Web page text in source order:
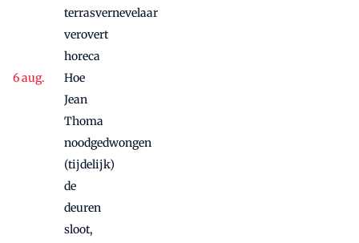
terrasvernevelaar
verovert
horeca
Hoe
Jean
Thoma
noodgedwongen
(tijdelijk)
de
deuren
sloot,